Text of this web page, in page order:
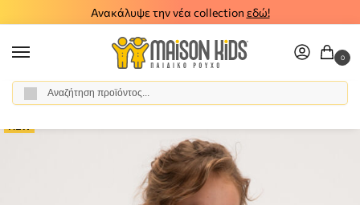
Ανακάλυψε την νέα collection εδώ!
0
Αρχική σελίδα / Κορίτσι / Ρούχα